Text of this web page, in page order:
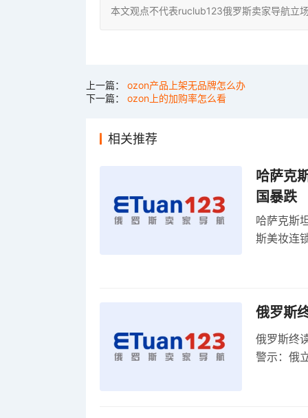
本文观点不代表ruclub123俄罗斯卖家导航立
上一篇： ozon产品上架无品牌怎么办
下一篇： ozon上的加购率怎么看
相关推荐
哈萨克
国暴跌
哈萨克斯
斯美妆连
俄罗斯
俄罗斯终
警示：俄